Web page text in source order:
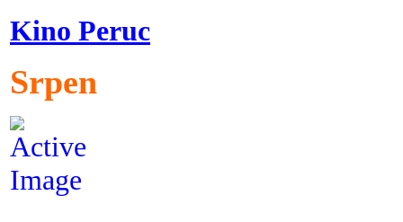
Kino Peruc
Srpen